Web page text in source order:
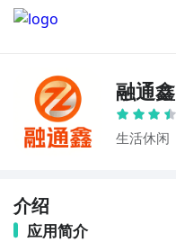
融通鑫
生活休闲
介绍
应用简介